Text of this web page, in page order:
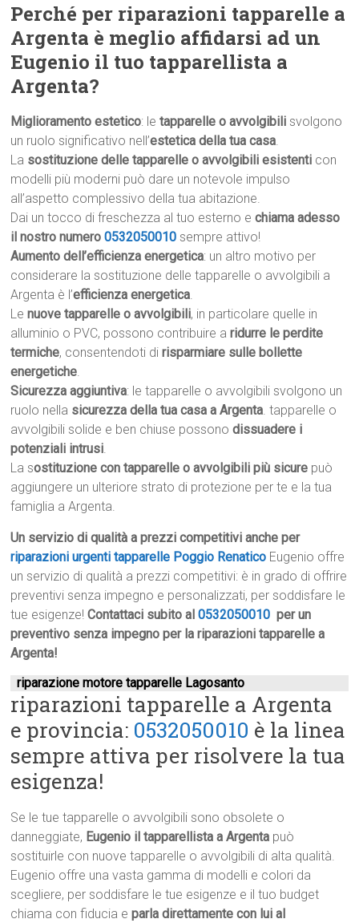
Perché per riparazioni tapparelle a
Argenta è meglio affidarsi ad un
Eugenio il tuo tapparellista a
Argenta?
Miglioramento estetico: letapparelle o avvolgibili svolgono
un ruolo significativo nell’estetica della tua casa.
La sostituzione delle tapparelle o avvolgibili esistenti con
modelli più moderni può dare un notevole impulso
all’aspetto complessivo della tua abitazione.
Dai un tocco di freschezza al tuo esterno echiama adesso
il nostro numero0532050010 sempre attivo!
Aumento dell’efficienza energetica: un altro motivo per
considerare la sostituzione delle tapparelle o avvolgibili a
Argenta è l’efficienza energetica.
Lenuove tapparelle o avvolgibili, in particolare quelle in
alluminio o PVC, possono contribuire aridurre le perdite
termiche, consentendoti dirisparmiare sulle bollette
energetiche.
Sicurezza aggiuntiva: le tapparelle o avvolgibili svolgono un
ruolo nella sicurezza della tua casa a Argenta. tapparelle o
avvolgibili solide e ben chiuse possonodissuadere i
potenziali intrusi.
La sostituzione con tapparelle o avvolgibili più sicure può
aggiungere un ulteriore strato di protezione per te e la tua
famiglia a Argenta.
Un servizio di qualità a prezzi competitivi anche per
riparazioni urgenti tapparelle Poggio Renatico Eugenio offre
un servizio di qualità a prezzi competitivi: è in grado di offrire
preventivi senza impegno e personalizzati, per soddisfare le
tue esigenze!Contattaci subito al0532050010 per un
preventivo senza impegno per la riparazioni tapparelle a
Argenta!
riparazione motore tapparelle Lagosanto
riparazioni tapparelle a Argenta
e provincia: 0532050010 è la linea
sempre attiva per risolvere la tua
esigenza!
Se le tue tapparelle o avvolgibili sono obsolete o
danneggiate, Eugenio il tapparellista a Argenta può
sostituirle con nuove tapparelle o avvolgibili di alta qualità.
Eugenio offre una vasta gamma di modelli e colori da
scegliere, per soddisfare le tue esigenze e il tuo budget
chiama con fiducia eparla direttamente con lui al